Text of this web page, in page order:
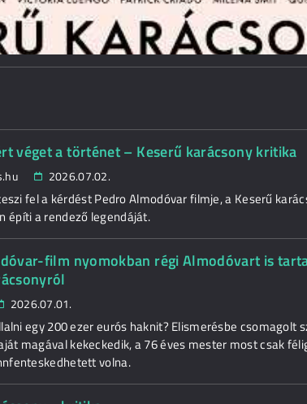
véget a történet – Keserű karácsony kritika
2026.07.02.
fel a kérdést Pedro Almodóvar filmje, a Keserű
építi a rendező legendáját.
film nyomokban régi Almodóvart is
2026.07.01.
egy 200 ezer eurós haknit? Elismerésbe csomagolt
magával kekeckedik, a 76 éves mester most csak
volna.